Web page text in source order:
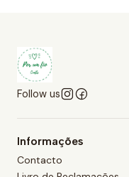
Follow us
Informações
Contacto